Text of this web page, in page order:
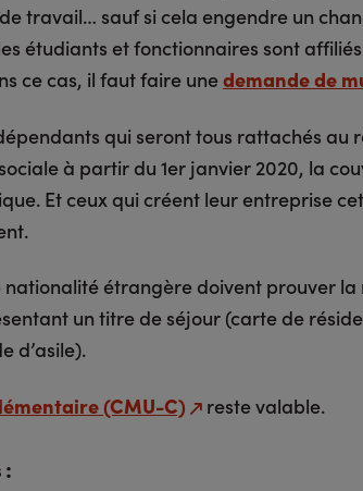
travail… sauf si cela engendre un
étudiants et fonctionnaires sont
ce cas, il faut faire unedemande de
qui seront tous rattachés au
à partir du 1er janvier 2020, la
Et ceux qui créent leur entreprise
nationalité étrangère doivent prouver
un titre de séjour (carte de
d’asile).
(CMU-C) reste valable.